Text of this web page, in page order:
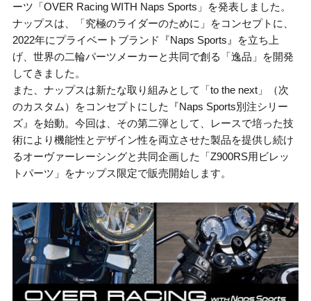
ーツ「OVER Racing WITH Naps Sports」を発表しました。
ナップスは、「究極のライダーのために」をコンセプトに、
2022年にプライベートブランド『Naps Sports』を立ち上
げ、世界の二輪パーツメーカーと共同で創る「逸品」を開発
してきました。
また、ナップスは新たな取り組みとして「to the next」（次
のカスタム）をコンセプトにした『Naps Sports別注シリー
ズ』を始動。今回は、その第二弾として、レースで培った技
術により機能性とデザイン性を両立させた製品を提供し続け
るオーヴァーレーシングと共同企画した「Z900RS用ビレッ
トパーツ」をナップス限定で販売開始します。